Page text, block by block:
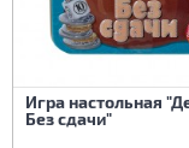
Игра настольная
Без сдачи"